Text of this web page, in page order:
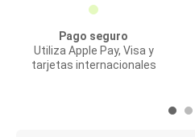
Pago seguro
Utiliza Apple Pay, Visa y
tarjetas internacionales